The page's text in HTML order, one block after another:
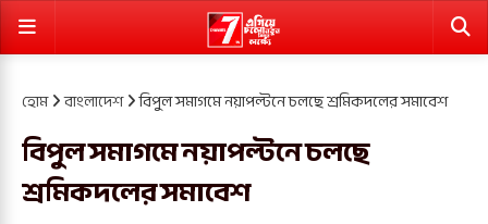
হোম বাংলাদেশ বিপুল সমাগমে নয়াপল্টনে চলছে শ্রমিকদলের সমাবেশ
বিপুল সমাগমে নয়াপল্টনে চলছে
শ্রমিকদলের সমাবেশ